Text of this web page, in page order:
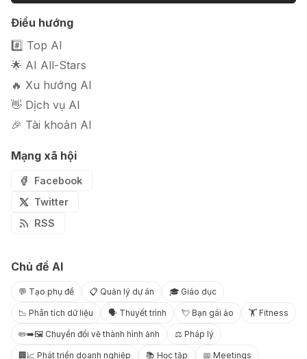
Điều hướng
#️⃣ Top AI
🌟 AI All-Stars
🔥 Xu hướng AI
👋 Dịch vụ AI
🎉 Tài khoản AI
Mạng xã hội
Facebook
Twitter
RSS
Chủ đề AI
💬 Tạo phụ đề 📋 Quản lý dự án 🎓 Giáo dục
📉 Phân tích dữ liệu 🗣️ Thuyết trình 💘 Bạn gái ảo 🏋️ Fitness
✏️➡️🖼️ Chuyển đổi vẽ thành hình ảnh ⚖️ Pháp lý
🏢📈 Phát triển doanh nghiệp 📚 Học tập 📅 Meetings